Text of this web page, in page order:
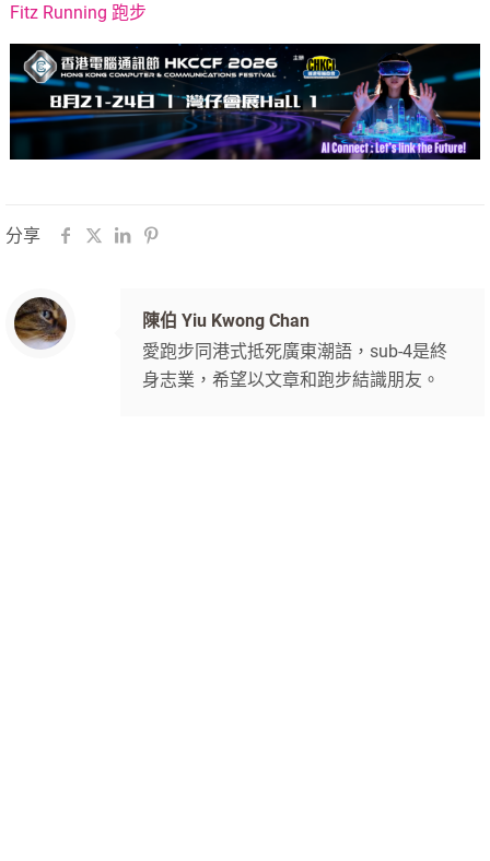
Fitz Running 跑步
分享
陳伯 Yiu Kwong Chan
愛跑步同港式抵死廣東潮語，sub-4是終
身志業，希望以文章和跑步結識朋友。